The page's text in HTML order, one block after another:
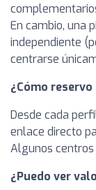
En cambio, una
independiente
centrarse
¿Cómo
Desde cada
enlace directo
Algunos
¿Puedo ver